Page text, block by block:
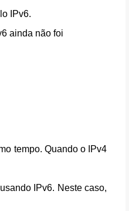
IPv6.
ainda não foi
tempo. Quando o IPv4
IPv6. Neste caso,